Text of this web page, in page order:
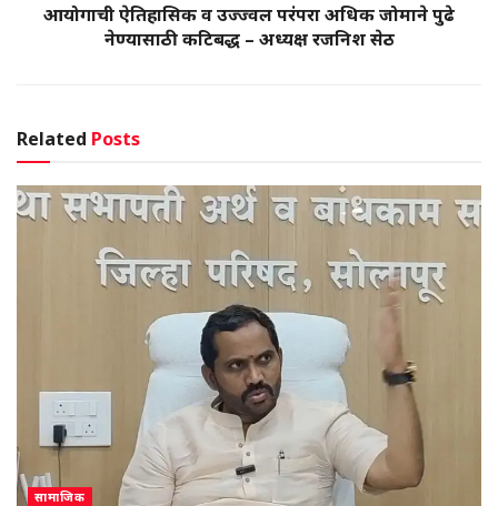
आयोगाची ऐतिहासिक व उज्ज्वल परंपरा अधिक जोमाने पुढे
नेण्यासाठी कटिबद्ध – अध्यक्ष रजनिश सेठ
Related Posts
सामाजिक